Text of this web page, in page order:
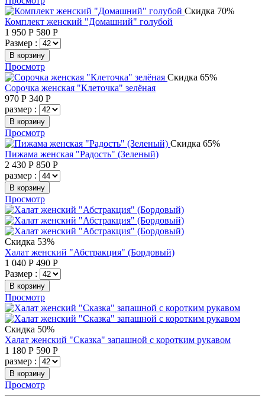
Скидка 70%
Комплект женский "Домашний" голубой
1 950 Р 580 Р
Размер :
В корзину
Просмотр
Скидка 65%
Сорочка женская "Клеточка" зелёная
970 Р 340 Р
размер :
В корзину
Просмотр
Скидка 65%
Пижама женская "Радость" (Зеленый)
2 430 Р 850 Р
размер :
В корзину
Просмотр
Скидка 53%
Халат женский "Абстракция" (Бордовый)
1 040 Р 490 Р
Размер :
В корзину
Просмотр
Скидка 50%
Халат женский "Сказка" запашной с коротким рукавом
1 180 Р 590 Р
размер :
В корзину
Просмотр